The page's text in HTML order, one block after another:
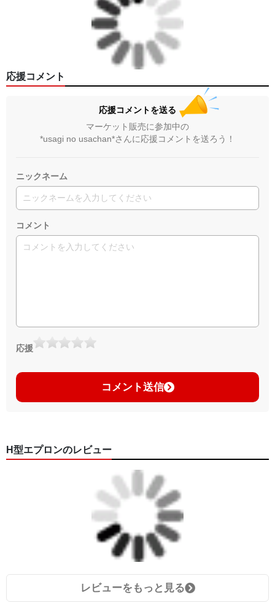
応援コメント
応援コメントを送る
マーケット販売に参加中の
*usagi no usachan*さんに応援コメントを送ろう！
ニックネーム
コメント
応援
コメント送信
H型エプロンのレビュー
レビューをもっと見る